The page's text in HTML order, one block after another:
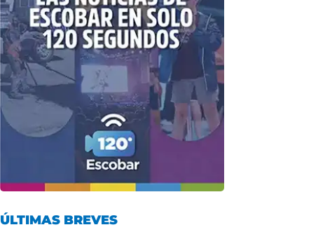
ÚLTIMAS BREVES